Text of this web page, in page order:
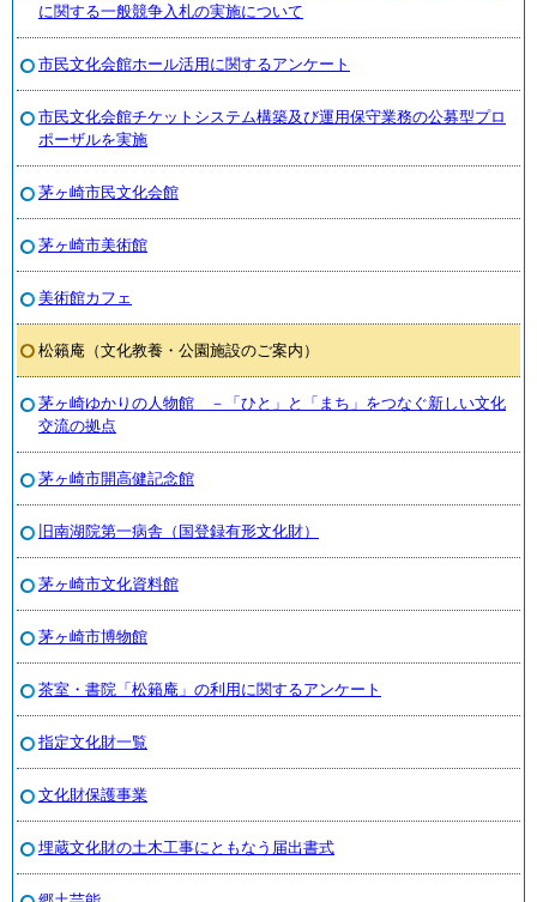
に関する一般競争入札の実施について
市民文化会館ホール活用に関するアンケート
市民文化会館チケットシステム構築及び運用保守業務の公募型プロ
ポーザルを実施
茅ヶ崎市民文化会館
茅ヶ崎市美術館
美術館カフェ
松籟庵（文化教養・公園施設のご案内）
茅ヶ崎ゆかりの人物館 －「ひと」と「まち」をつなぐ新しい文化
交流の拠点
茅ヶ崎市開高健記念館
旧南湖院第一病舎（国登録有形文化財）
茅ヶ崎市文化資料館
茅ヶ崎市博物館
茶室・書院「松籟庵」の利用に関するアンケート
指定文化財一覧
文化財保護事業
埋蔵文化財の土木工事にともなう届出書式